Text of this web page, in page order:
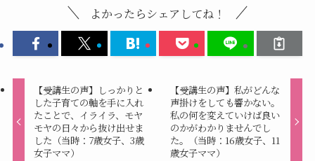
よかったらシェアしてね！
【受講生の声】しっかりと
した子育ての軸を手に入れ
たことで、イライラ、モヤ
モヤの日々から抜け出せま
した（当時：7歳女子、3歳
女子ママ）
【受講生の声】私がどんな
声掛けをしても響かない。
私の何を変えていけば良い
のかがわかりませんでし
た。（当時：16歳女子、11
歳女子ママ）